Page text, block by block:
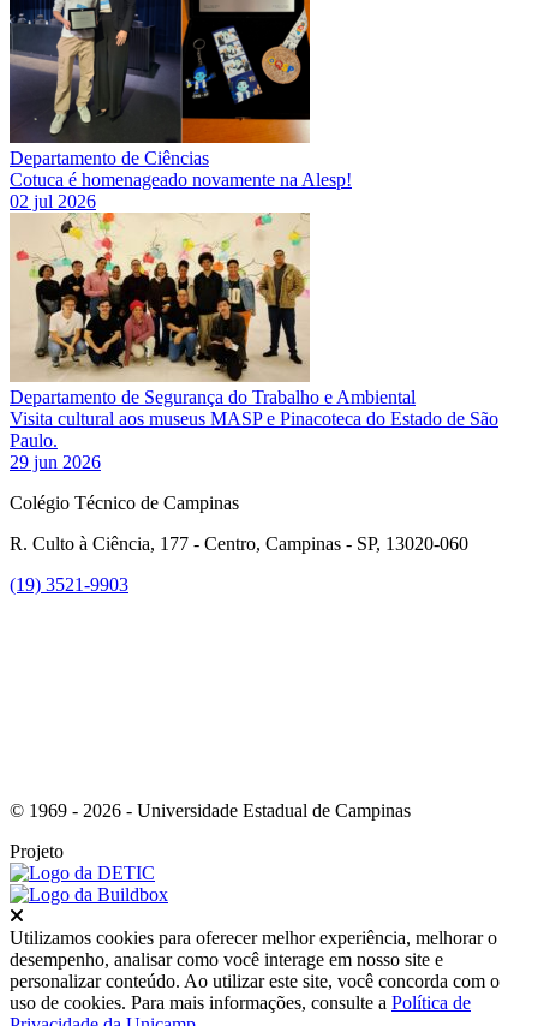
Departamento de Ciências
Cotuca é homenageado novamente na Alesp!
02 jul 2026
Departamento de Segurança do Trabalho e Ambiental
Visita cultural aos museus MASP e Pinacoteca do Estado de São
Paulo.
29 jun 2026
Colégio Técnico de Campinas
R. Culto à Ciência, 177 - Centro, Campinas - SP, 13020-060
(19) 3521-9903
© 1969 - 2026 - Universidade Estadual de Campinas
Projeto
Utilizamos cookies para oferecer melhor experiência, melhorar o
desempenho, analisar como você interage em nosso site e
personalizar conteúdo. Ao utilizar este site, você concorda com o
uso de cookies. Para mais informações, consulte a Política de